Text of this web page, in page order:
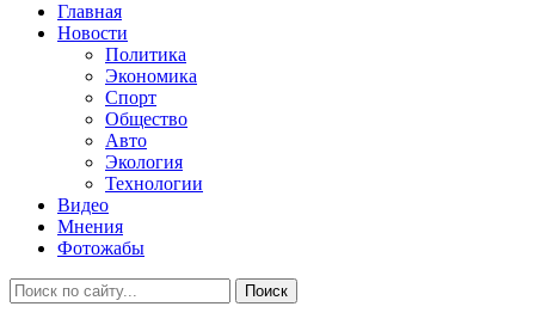
Главная
Новости
Политика
Экономика
Спорт
Общество
Авто
Экология
Технологии
Видео
Мнения
Фотожабы
Поиск